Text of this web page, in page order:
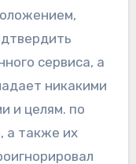
сервиса, а
никакими
и целям. по
а также их